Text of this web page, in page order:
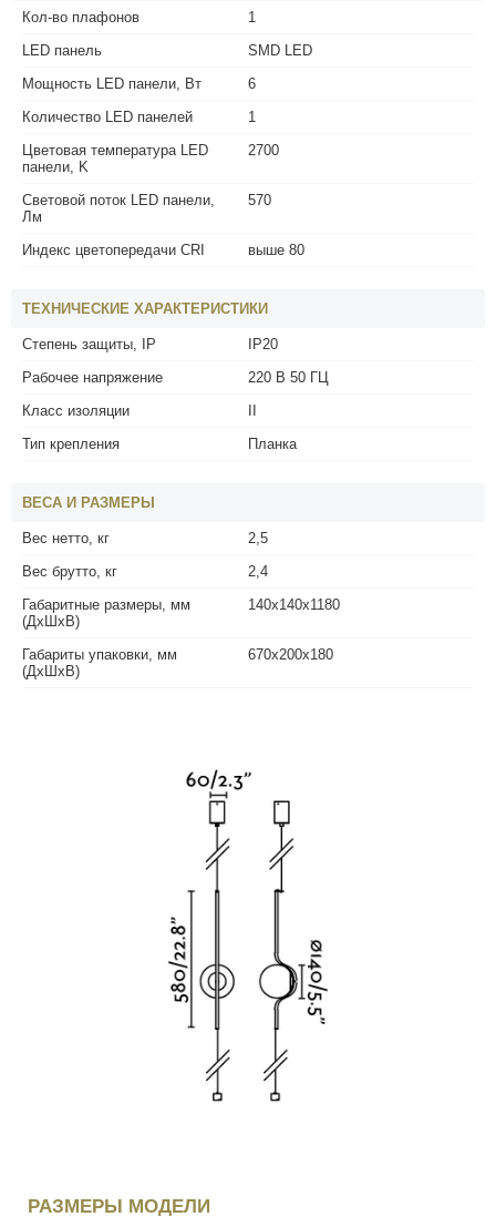
Кол-во плафонов
1
LED панель
SMD LED
Мощность LED панели, Вт
6
Количество LED панелей
1
Цветовая температура LED
панели, K
2700
Световой поток LED панели,
Лм
570
Индекс цветопередачи CRI выше 80
ТЕХНИЧЕСКИЕ ХАРАКТЕРИСТИКИ
Степень защиты, IP
IP20
Рабочее напряжение
220 В 50 ГЦ
Класс изоляции
II
Тип крепления
Планка
ВЕСА И РАЗМЕРЫ
Вес нетто, кг
2,5
Вес брутто, кг
2,4
Габаритные размеры, мм
(ДхШхВ)
140x140x1180
Габариты упаковки, мм
(ДхШхВ)
670x200x180
РАЗМЕРЫ МОДЕЛИ